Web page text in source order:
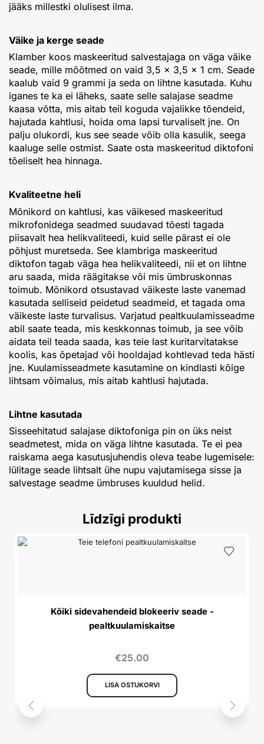
jääks millestki olulisest ilma.
Väike ja kerge seade
Klamber koos maskeeritud salvestajaga on väga väike
seade, mille mõõtmed on vaid 3,5 × 3,5 × 1 cm. Seade
kaalub vaid 9 grammi ja seda on lihtne kasutada. Kuhu
iganes te ka ei läheks, saate selle salajase seadme
kaasa võtta, mis aitab teil koguda vajalikke tõendeid,
hajutada kahtlusi, hoida oma lapsi turvaliselt jne. On
palju olukordi, kus see seade võib olla kasulik, seega
kaaluge selle ostmist. Saate osta maskeeritud diktofoni
tõeliselt hea hinnaga.
Kvaliteetne heli
Mõnikord on kahtlusi, kas väikesed maskeeritud
mikrofonidega seadmed suudavad tõesti tagada
piisavalt hea helikvaliteedi, kuid selle pärast ei ole
põhjust muretseda. See klambriga maskeeritud
diktofon tagab väga hea helikvaliteedi, nii et on lihtne
aru saada, mida räägitakse või mis ümbruskonnas
toimub. Mõnikord otsustavad väikeste laste vanemad
kasutada selliseid peidetud seadmeid, et tagada oma
väikeste laste turvalisus. Varjatud pealtkuulamisseadme
abil saate teada, mis keskkonnas toimub, ja see võib
aidata teil teada saada, kas teie last kuritarvitatakse
koolis, kas õpetajad või hooldajad kohtlevad teda hästi
jne. Kuulamisseadmete kasutamine on kindlasti kõige
lihtsam võimalus, mis aitab kahtlusi hajutada.
Lihtne kasutada
Sisseehitatud salajase diktofoniga pin on üks neist
seadmetest, mida on väga lihtne kasutada. Te ei pea
raiskama aega kasutusjuhendis oleva teabe lugemisele:
lülitage seade lihtsalt ühe nupu vajutamisega sisse ja
salvestage seadme ümbruses kuuldud helid.
Līdzīgi produkti
Kõiki sidevahendeid blokeeriv seade -
pealtkuulamiskaitse
€25.00
LISA OSTUKORVI